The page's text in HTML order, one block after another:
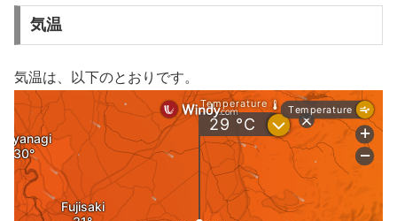
気温
気温は、以下のとおりです。